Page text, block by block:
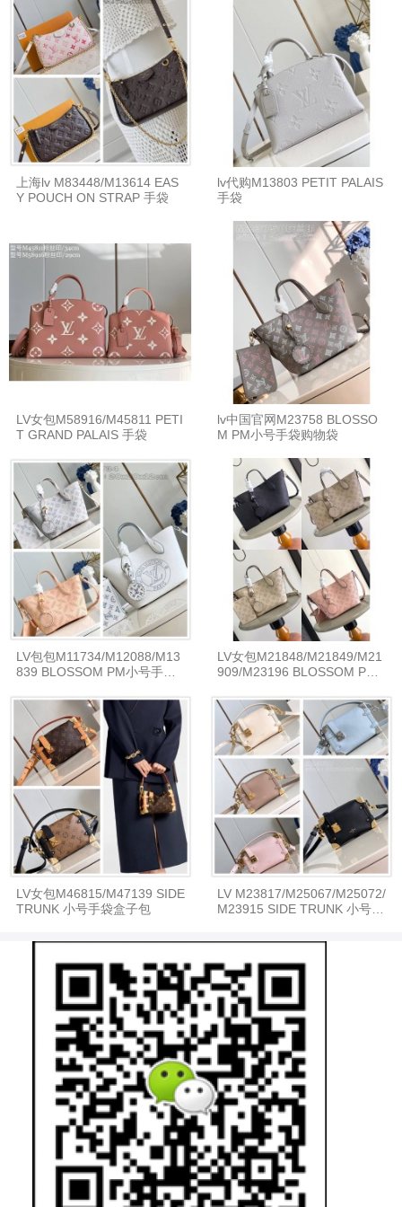
上海lv M83448/M13614 EAS
Y POUCH ON STRAP 手袋
lv代购M13803 PETIT PALAIS
手袋
LV女包M58916/M45811 PETI
T GRAND PALAIS 手袋
lv中国官网M23758 BLOSSO
M PM小号手袋购物袋
LV包包M11734/M12088/M13
839 BLOSSOM PM小号手袋
LV女包M21848/M21849/M21
909/M23196 BLOSSOM PM
LV女包M46815/M47139 SIDE
TRUNK 小号手袋盒子包
LV M23817/M25067/M25072/
M23915 SIDE TRUNK 小号手